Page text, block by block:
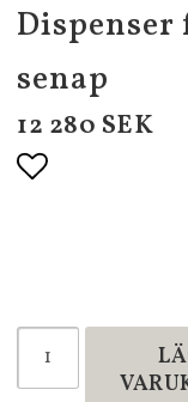
Dispenser
senap
12 280 SEK